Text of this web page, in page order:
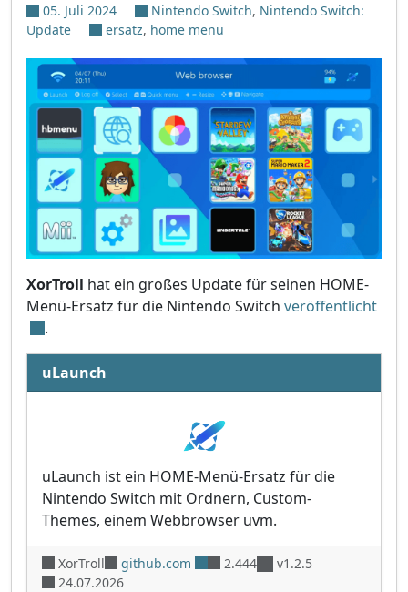
05. Juli 2024 Nintendo Switch, Nintendo Switch:
Update
ersatz, home menu
XorTroll hat ein großes Update für seinen HOME-
Menü-Ersatz für die Nintendo Switch veröffentlicht
.
uLaunch
uLaunch ist ein HOME-Menü-Ersatz für die
Nintendo Switch mit Ordnern, Custom-
Themes, einem Webbrowser uvm.
XorTroll github.com 2.444
v1.2.5
24.07.2026